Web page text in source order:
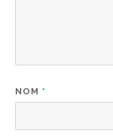
NOM *